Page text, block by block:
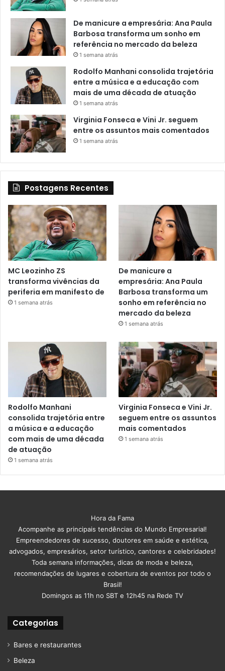
De manicure a empresária: Ana Paula
Barbosa transforma um sonho em
referência no mercado da beleza
1 semana atrás
Rodolfo Manhani consolida trajetória
entre a música e a educação com
mais de uma década de atuação
1 semana atrás
Virginia Fonseca e Vini Jr. seguem
entre os assuntos mais comentados
1 semana atrás
Postagens Recentes
MC Leozinho ZS
transforma vivências da
periferia em manifesto de
1 semana atrás
De manicure a
empresária: Ana Paula
Barbosa transforma um
sonho em referência no
mercado da beleza
1 semana atrás
Rodolfo Manhani
consolida trajetória entre
a música e a educação
com mais de uma década
de atuação
1 semana atrás
Virginia Fonseca e Vini Jr.
seguem entre os assuntos
mais comentados
1 semana atrás
Hora da Fama
Acompanhe as principais tendências do Mundo Empresarial!
Empreendedores de sucesso, doutores em saúde e estética,
advogados, empresários, setor turístico, cantores e celebridades!
Toda semana informações, dicas de moda e beleza,
recomendações de lugares e cobertura de eventos por todo o
Brasil!
Domingos as 11h no SBT e 12h45 na Rede TV
Categorias
Bares e restaurantes
Beleza